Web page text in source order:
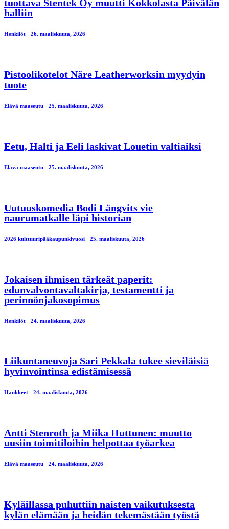
tuottava Stentek Oy muutti Kokkolasta Päivälän
halliin
Henkilöt 26. maaliskuuta, 2026
Pistoolikotelot Näre Leatherworksin myydyin
tuote
Elävä maaseutu 25. maaliskuuta, 2026
Eetu, Halti ja Eeli laskivat Louetin valtiaiksi
Elävä maaseutu 25. maaliskuuta, 2026
Uutuuskomedia Bodi Längvits vie
naurumatkalle läpi historian
2026 kulttuuripääkaupunkivuosi 25. maaliskuuta, 2026
Jokaisen ihmisen tärkeät paperit:
edunvalvontavaltakirja, testamentti ja
perinnönjakosopimus
Henkilöt 24. maaliskuuta, 2026
Liikuntaneuvoja Sari Pekkala tukee sieviläisiä
hyvinvointinsa edistämisessä
Hankkeet 24. maaliskuuta, 2026
Antti Stenroth ja Miika Huttunen: muutto
uusiin toimitiloihin helpottaa työarkea
Elävä maaseutu 24. maaliskuuta, 2026
Kyläillassa puhuttiin naisten vaikutuksesta
kylän elämään ja heidän tekemästään työstä